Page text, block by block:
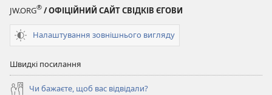
JW.ORG® / ОФІЦІЙНИЙ САЙТ СВІДКІВ ЄГОВИ
Налаштування зовнішнього вигляду
Швидкі посилання
Чи бажаєте, щоб вас відвідали?